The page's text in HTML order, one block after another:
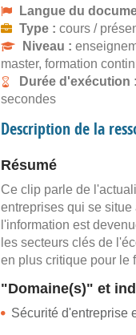
Langue du
Type : cours /
Niveau :
master, formation
Durée d'exécution :
secondes
Description de la
Résumé
Ce clip parle de
entreprises qui se
l'information est
les secteurs clés de
en plus critique pour le
"Domaine(s)" et
Sécurité d'entreprise